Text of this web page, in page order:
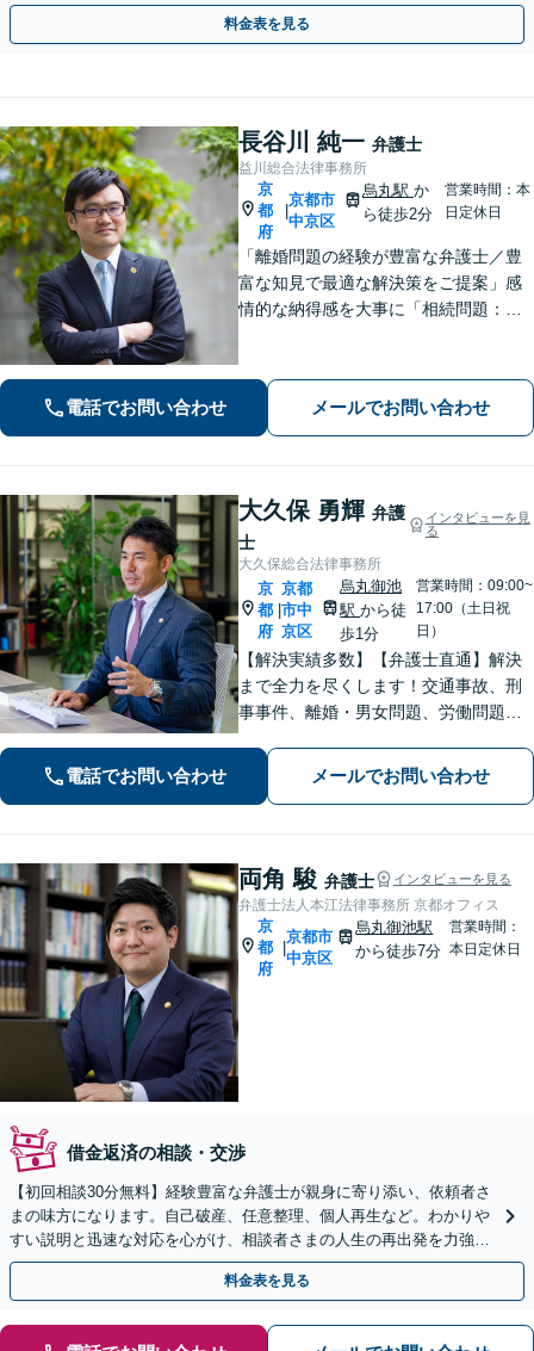
らサポートします【初回相談無料】【法テラス利用可】
料金表を見る
長谷川 純一 弁護士
益川総合法律事務所
京
都
府
京都市
中京区
烏丸駅 か
ら徒歩2分
営業時間：本
日定休日
「離婚問題の経験が豊富な弁護士／豊
富な知見で最適な解決策をご提案」感
情的な納得感を大事に「相続問題：親
し、きめ細やかに対応【夜間面談あ
電話でお問い合わせ メールでお問い合わせ
大久保 勇輝 弁護
士
インタビューを見
る
大久保総合法律事務所
京
都
府
京都
市中
京区
烏丸御池
駅から徒
歩1分
営業時間：09:00~
17:00（土日祝
日）
【解決実績多数】【弁護士直通】解決
まで全力を尽くします！交通事故、刑
事事件、離婚・男女問題、労働問題、
てはお任せください。【子連れ対応
可】【土日夜間対応】
電話でお問い合わせ メールでお問い合わせ
両角 駿 弁護士 インタビューを見る
弁護士法人本江法律事務所 京都オフィス
京
都
府
|
京都市
中京区
烏丸御池駅
から徒歩7分
営業時間：
本日定休日
借金返済の相談・交渉
【初回相談30分無料】経験豊富な弁護士が親身に寄り添い、依頼者さ
まの味方になります。自己破産、任意整理、個人再生など。わかりや
すい説明と迅速な対応を心がけ、相談者さまの人生の再出発を力強く
応援いたします。
料金表を見る